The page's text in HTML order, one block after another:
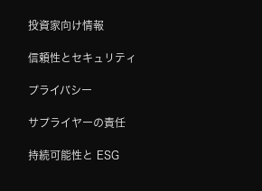
投資家向け情報
信頼性とセキュリティ
プライバシー
サプライヤーの責任
持続可能性と ESG